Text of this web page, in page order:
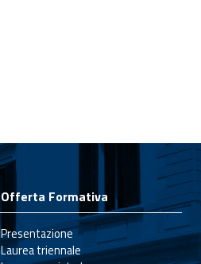
Offerta Formativa
Presentazione
Laurea triennale